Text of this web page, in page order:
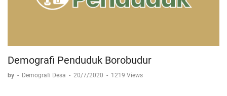
Demografi Penduduk Borobudur
by - Demografi Desa - 20/7/2020 - 1219 Views